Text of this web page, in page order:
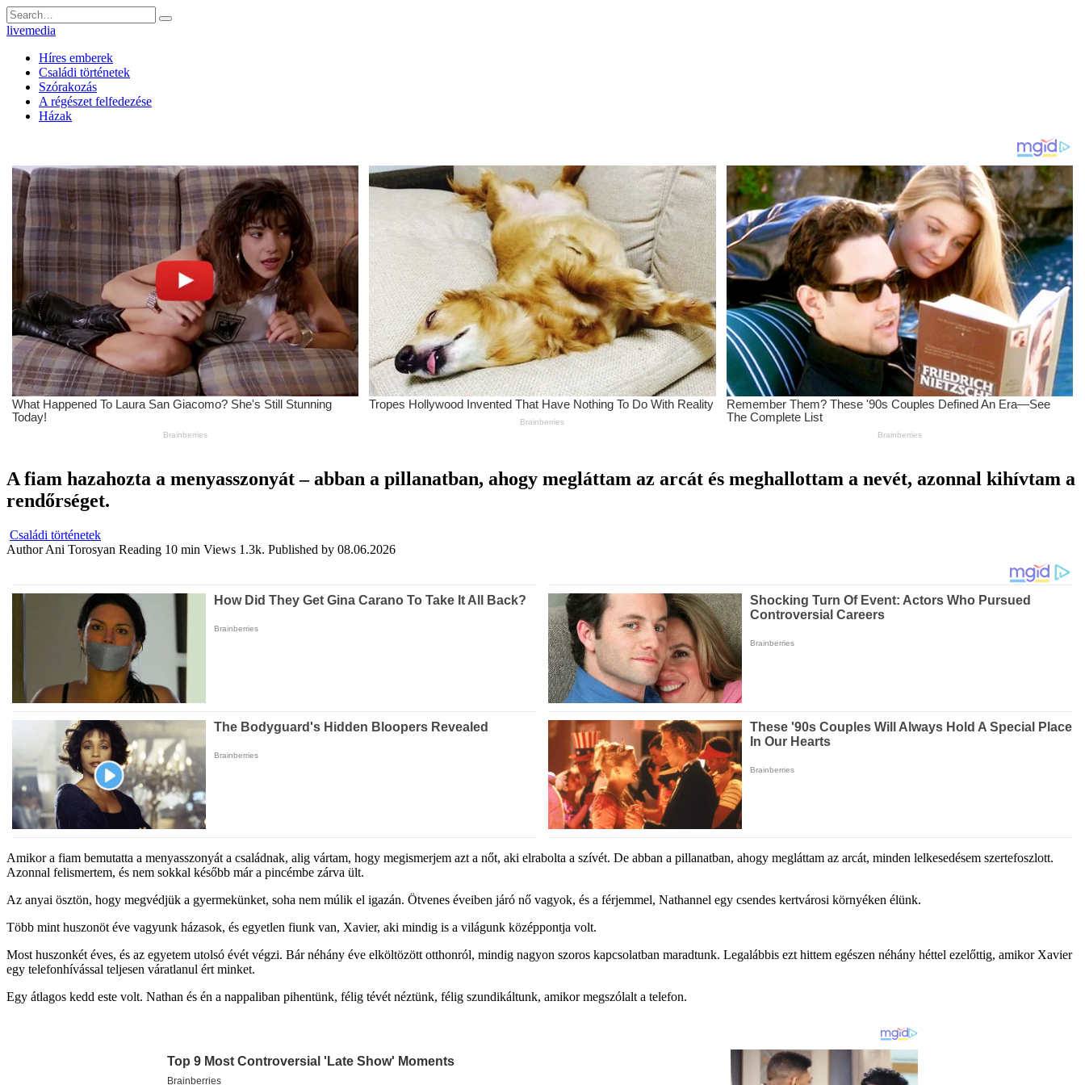
Skip
to
Search
for:
livemedia
Híres emberek
Családi történetek
Szórakozás
A régészet felfedezése
Házak
A fiam hazahozta a menyasszonyát – abban a pillanatban, ahogy megláttam az arcát és meghallottam a nevét, azonnal kihívtam a
rendőrséget.
Családi történetek
Author Ani Torosyan Reading 10 min Views 1.3k. Published by 08.06.2026
Amikor a fiam bemutatta a menyasszonyát a családnak, alig vártam, hogy megismerjem azt a nőt, aki elrabolta a szívét. De abban a pillanatban, ahogy megláttam az arcát, minden lelkesedésem szertefoszlott.
Azonnal felismertem, és nem sokkal később már a pincémbe zárva ült.
Az anyai ösztön, hogy megvédjük a gyermekünket, soha nem múlik el igazán. Ötvenes éveiben járó nő vagyok, és a férjemmel, Nathannel egy csendes kertvárosi környéken élünk.
Több mint huszonöt éve vagyunk házasok, és egyetlen fiunk van, Xavier, aki mindig is a világunk középpontja volt.
Most huszonkét éves, és az egyetem utolsó évét végzi. Bár néhány éve elköltözött otthonról, mindig nagyon szoros kapcsolatban maradtunk. Legalábbis ezt hittem egészen néhány héttel ezelőttig, amikor Xavier
egy telefonhívással teljesen váratlanul ért minket.
Egy átlagos kedd este volt. Nathan és én a nappaliban pihentünk, félig tévét néztünk, félig szundikáltunk, amikor megszólalt a telefon.